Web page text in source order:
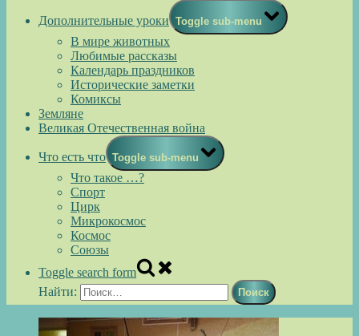
Дополнительные уроки Toggle sub-menu
В мире животных
Любимые рассказы
Календарь праздников
Исторические заметки
Комиксы
Земляне
Великая Отечественная война
Что есть что Toggle sub-menu
Что такое …?
Спорт
Цирк
Микрокосмос
Космос
Союзы
Toggle search form
Найти: